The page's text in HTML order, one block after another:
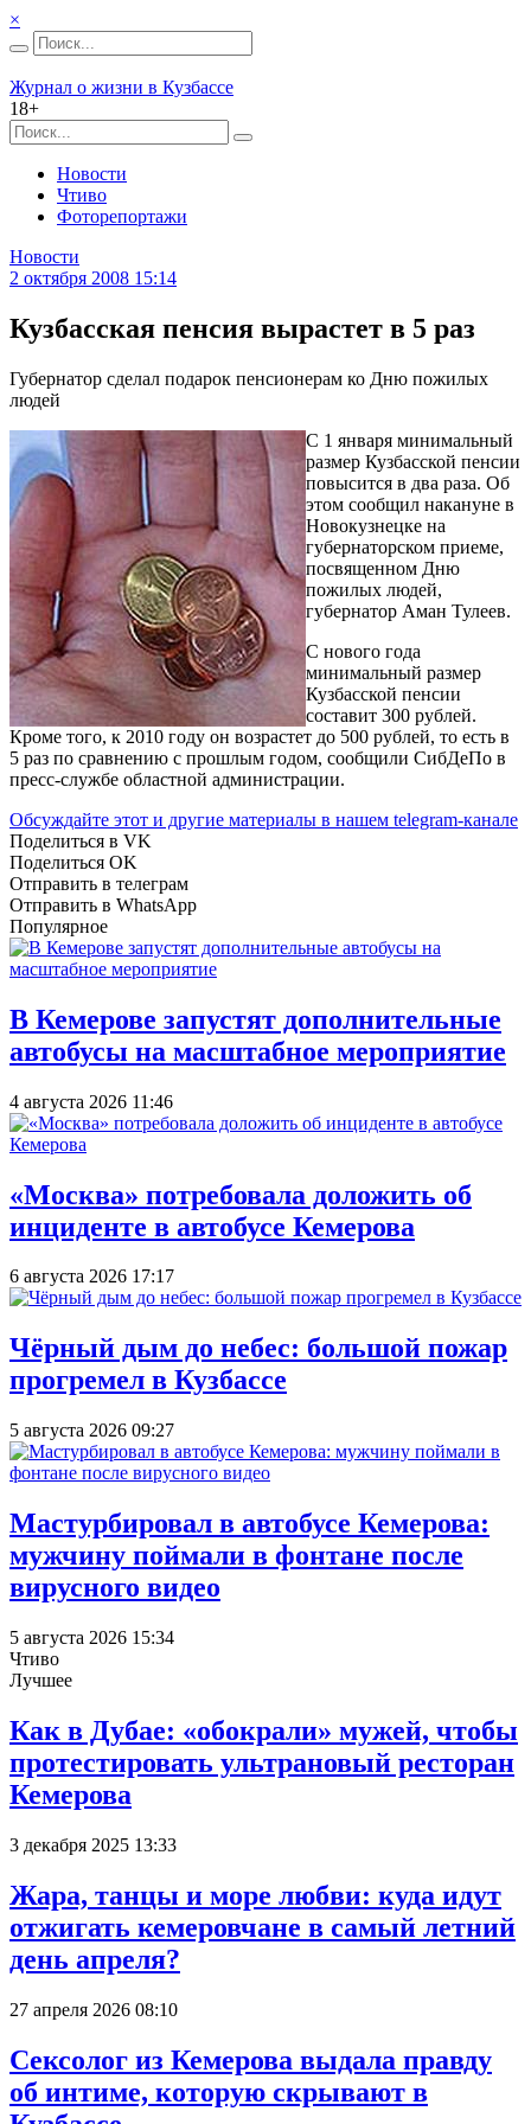
×
Журнал о жизни в Кузбассе
18+
Новости
Чтиво
Фоторепортажи
Новости
2 октября 2008 15:14
Кузбасская пенсия вырастет в 5 раз
Губернатор сделал подарок пенсионерам ко Дню пожилых
людей
С 1 января минимальный
размер Кузбасской пенсии
повысится в два раза. Об
этом сообщил накануне в
Новокузнецке на
губернаторском приеме,
посвященном Дню
пожилых людей,
губернатор Аман Тулеев.
С нового года
минимальный размер
Кузбасской пенсии
составит 300 рублей.
Кроме того, к 2010 году он возрастет до 500 рублей, то есть в
5 раз по сравнению с прошлым годом, сообщили СибДеПо в
пресс-службе областной администрации.
Обсуждайте этот и другие материалы в нашем telegram-канале
Поделиться в VK
Поделиться OK
Отправить в телеграм
Отправить в WhatsApp
Популярное
В Кемерове запустят дополнительные
автобусы на масштабное мероприятие
4 августа 2026 11:46
«Москва» потребовала доложить об
инциденте в автобусе Кемерова
6 августа 2026 17:17
Чёрный дым до небес: большой пожар
прогремел в Кузбассе
5 августа 2026 09:27
Мастурбировал в автобусе Кемерова:
мужчину поймали в фонтане после
вирусного видео
5 августа 2026 15:34
Чтиво
Лучшее
Как в Дубае: «обокрали» мужей, чтобы
протестировать ультрановый ресторан
Кемерова
3 декабря 2025 13:33
Жара, танцы и море любви: куда идут
отжигать кемеровчане в самый летний
день апреля?
27 апреля 2026 08:10
Сексолог из Кемерова выдала правду
об интиме, которую скрывают в